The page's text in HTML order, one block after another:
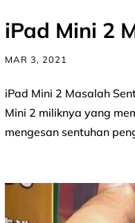
iPad Mini 2
MAR 3, 2021
iPad Mini 2 Masalah
Mini 2 miliknya yang
mengesan sentuhan